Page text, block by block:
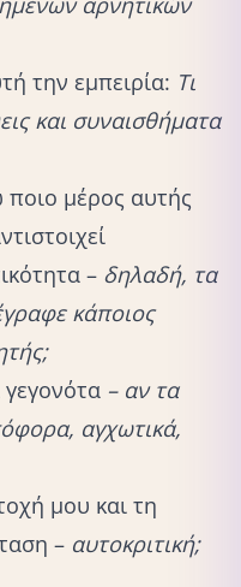
την εμπειρία: Τι
και συναισθήματα
ποιο μέρος αυτής
– δηλαδή, τα
κάποιος
– αν τα
αγχωτικά,
μου και τη
– αυτοκριτική;